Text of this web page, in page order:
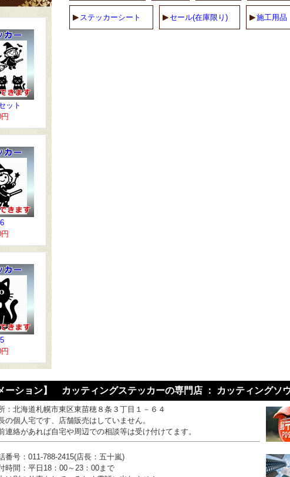
ステッカーシート セール(在庫限り) 施工用品
ット
ーション】 カッティングステッカーの専門店 ： カッティングソ
：北海道札幌市東区東苗穂８条３丁目１－６４
の個人宅です、店舗販売はしていません。
連絡があれば自宅や周辺での相談等は受け付けてます。
番号：011-788-2415(店長：五十嵐)
時間：平日18：00～23：00まで